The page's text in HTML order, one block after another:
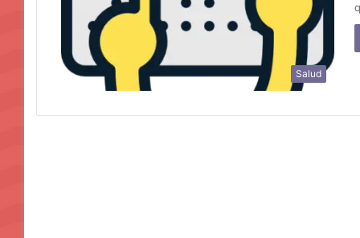
Salud